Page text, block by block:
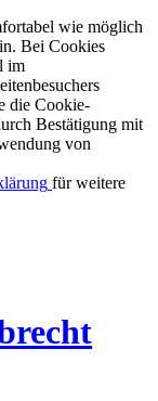
wie möglich
Bei Cookies
im
die Cookie-
Bestätigung mit
von
für weitere